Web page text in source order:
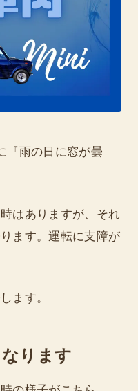
『雨の日に窓が曇
はありますが、それ
ます。運転に支障が
ます。
ります